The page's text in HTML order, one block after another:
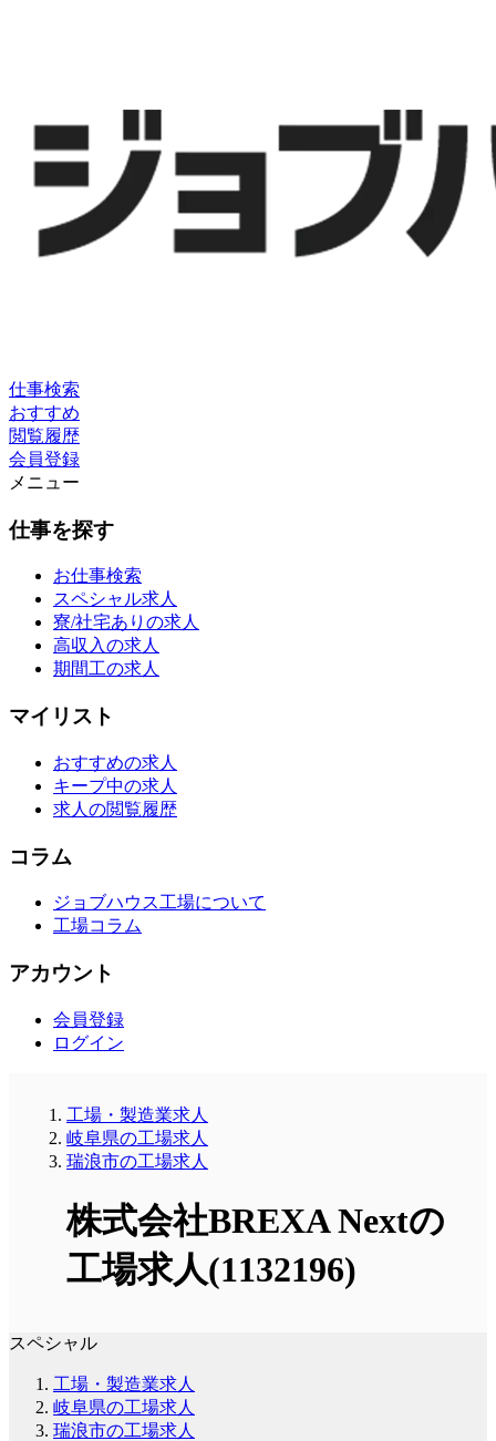
仕事検索
おすすめ
閲覧履歴
会員登録
メニュー
仕事を探す
お仕事検索
スペシャル求人
寮/社宅ありの求人
高収入の求人
期間工の求人
マイリスト
おすすめの求人
キープ中の求人
求人の閲覧履歴
コラム
ジョブハウス工場について
工場コラム
アカウント
会員登録
ログイン
工場・製造業求人
岐阜県の工場求人
瑞浪市の工場求人
株式会社BREXA Nextの
工場求人(1132196)
スペシャル
工場・製造業求人
岐阜県の工場求人
瑞浪市の工場求人